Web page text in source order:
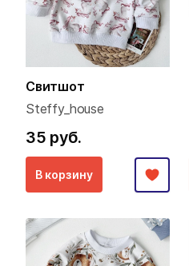
Свитшот
Steffy_house
35 руб.
В корзину